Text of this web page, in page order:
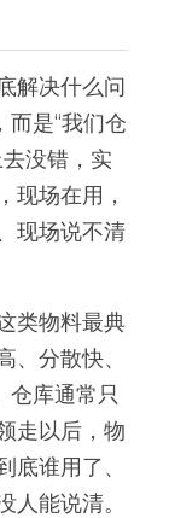
管理）
解决什么问
而是“我们仓
没错，实
现场在用，
现场说不清
类物料最典
、分散快、
仓库通常只
走以后，物
底谁用了、
人能说清。